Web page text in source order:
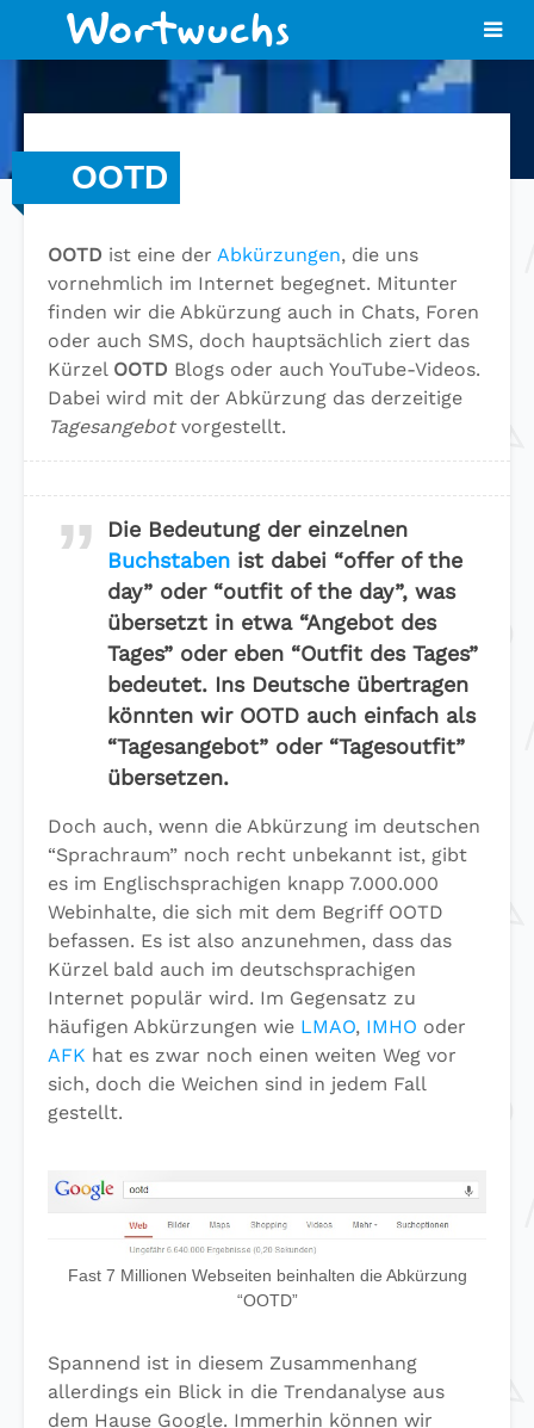
OOTD
OOTD ist eine der Abkürzungen, die uns
vornehmlich im Internet begegnet. Mitunter
finden wir die Abkürzung auch in Chats, Foren
oder auch SMS, doch hauptsächlich ziert das
Kürzel OOTD Blogs oder auch YouTube-Videos.
Dabei wird mit der Abkürzung das derzeitige
Tagesangebotvorgestellt.
Die Bedeutung der einzelnen
Buchstaben ist dabei “offer ofthe
day” oder “outfit ofthe day”, was
übersetzt in etwa “Angebot des
Tages” oder eben “Outfit des Tages”
bedeutet. Ins Deutsche übertragen
könnten wir OOTD auch einfach als
“Tagesangebot” oder “Tagesoutfit”
übersetzen.
Doch auch, wenn die Abkürzung im deutschen
“Sprachraum” noch recht unbekannt ist, gibt
es im Englischsprachigen knapp 7.000.000
Webinhalte, die sich mit dem Begriff OOTD
befassen. Es ist also anzunehmen, dass das
Kürzel bald auch im deutschsprachigen
Internet populär wird. Im Gegensatz zu
häufigen Abkürzungen wie LMAO, IMHO oder
AFK hat es zwar noch einen weiten Weg vor
sich, doch die Weichen sind in jedem Fall
gestellt.
Fast 7 Millionen Webseiten beinhalten die Abkürzung
“OOTD”
Spannend ist in diesem Zusammenhang
allerdings ein Blick in die Trendanalyse aus
dem Hause Google. Immerhin können wir